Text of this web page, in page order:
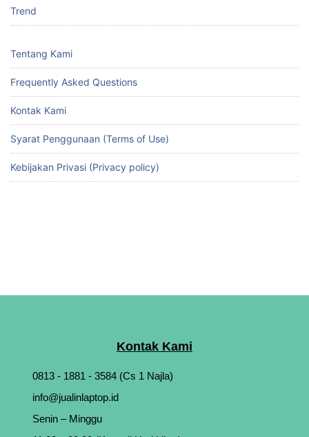
Trend
Tentang Kami
Frequently Asked Questions
Kontak Kami
Syarat Penggunaan (Terms of Use)
Kebijakan Privasi (Privacy policy)
Kontak Kami
0813 - 1881 - 3584 (Cs 1 Najla)
info@jualinlaptop.id
Senin – Minggu